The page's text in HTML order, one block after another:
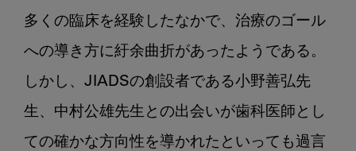
多くの臨床を経験したなかで、治療のゴール
への導き方に紆余曲折があったようである。
しかし、JIADSの創設者である小野善弘先
生、中村公雄先生との出会いが歯科医師とし
ての確かな方向性を導かれたといっても過言